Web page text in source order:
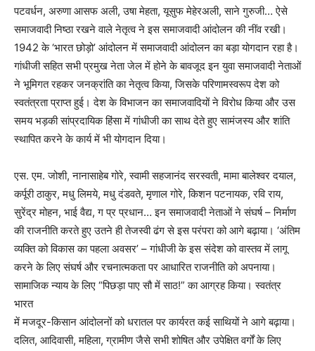
पटवर्धन, अरुणा आसफ अली, उषा मेहता, यूसुफ मेहेरअली, साने गुरुजी… ऐसे
समाजवादी निष्ठा रखने वाले नेतृत्व ने इस समाजवादी आंदोलन की नींव रखी।
1942 के ‘भारत छोड़ो’ आंदोलन में समाजवादी आंदोलन का बड़ा योगदान रहा है।
गांधीजी सहित सभी प्रमुख नेता जेल में होने के बावजूद इन युवा समाजवादी नेताओं
ने भूमिगत रहकर जनक्रांति का नेतृत्व किया, जिसके परिणामस्वरूप देश को
स्वतंत्रता प्राप्त हुई। देश के विभाजन का समाजवादियों ने विरोध किया और उस
समय भड़की सांप्रदायिक हिंसा में गांधीजी का साथ देते हुए सामंजस्य और शांति
स्थापित करने के कार्य में भी योगदान दिया।
एस. एम. जोशी, नानासाहेब गोरे, स्वामी सहजानंद सरस्वती, मामा बालेश्वर दयाल,
कर्पूरी ठाकुर, मधु लिमये, मधु दंडवते, मृणाल गोरे, किशन पटनायक, रवि राय,
सुरेंद्र मोहन, भाई वैद्य, ग प्र प्रधान… इन समाजवादी नेताओं ने संघर्ष – निर्माण
की राजनीति करते हुए उतने ही तेजस्वी ढंग से इस परंपरा को आगे बढ़ाया। ‘अंतिम
व्यक्ति को विकास का पहला अवसर’ – गांधीजी के इस संदेश को वास्तव में लागू
करने के लिए संघर्ष और रचनात्मकता पर आधारित राजनीति को अपनाया।
सामाजिक न्याय के लिए “पिछड़ा पाए सौ में साठ!” का आग्रह किया। स्वतंत्र
भारत
में मजदूर-किसान आंदोलनों को धरातल पर कार्यरत कई साथियों ने आगे बढ़ाया।
दलित, आदिवासी, महिला, ग्रामीण जैसे सभी शोषित और उपेक्षित वर्गों के लिए